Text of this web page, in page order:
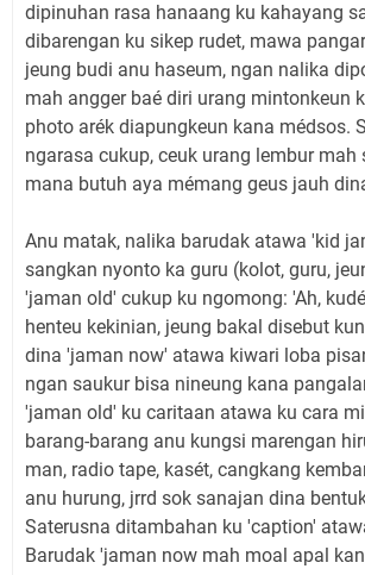
dipinuhan rasa hanaang ku kahayang
dibarengan ku sikep rudet, mawa
jeung budi anu haseum, ngan nalika
mah angger baé diri urang mintonkeun
photo arék diapungkeun kana médsos.
ngarasa cukup, ceuk urang lembur mah
mana butuh aya mémang geus jauh
Anu matak, nalika barudak atawa 'kid
sangkan nyonto ka guru (kolot, guru,
'jaman old' cukup ku ngomong: 'Ah,
henteu kekinian, jeung bakal disebut
dina 'jaman now' atawa kiwari loba
ngan saukur bisa nineung kana
'jaman old' ku caritaan atawa ku cara
barang-barang anu kungsi marengan
man, radio tape, kasét, cangkang
anu hurung, jrrd sok sanajan dina
Saterusna ditambahan ku 'caption'
Barudak 'jaman now mah moal apal